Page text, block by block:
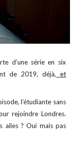
d’une série en six
de 2019, déjà, et
l’étudiante sans
rejoindre Londres.
ailes ? Oui mais pas